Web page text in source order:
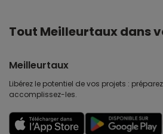
Tout Meilleurtaux dans
Meilleurtaux
Libérez le potentiel de vos projets :
accomplissez-les.